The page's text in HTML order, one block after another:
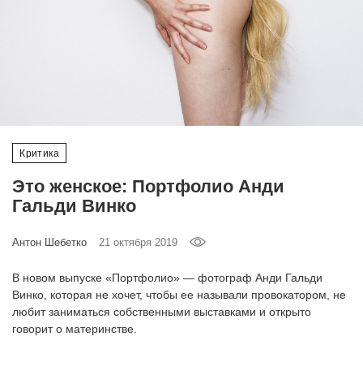
Критика
Это женское: Портфолио Анди
Гальди Винко
Антон Шебетко 21 октября 2019
В новом выпуске «Портфолио» — фотограф Анди Гальди
Винко, которая не хочет, чтобы ее называли провокатором, не
любит заниматься собственными выставками и открыто
говорит о материнстве.